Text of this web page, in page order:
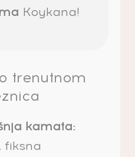
Koykana!
trenutnom
kamata:
fiksna